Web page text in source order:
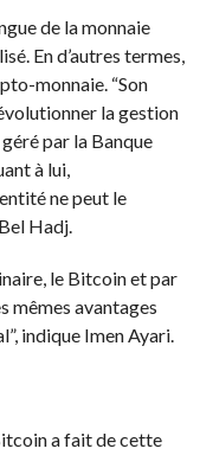
de la monnaie
En d’autres termes,
monnaie. “Son
la gestion
par la Banque
à lui,
ne peut le
Hadj.
le Bitcoin et par
mêmes avantages
indique Imen Ayari.
a fait de cette